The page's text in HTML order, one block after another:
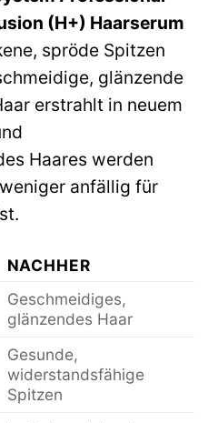
(H+) Haarserum
spröde Spitzen
glänzende
erstrahlt in neuem
Haares werden
anfällig für
NACHHER
Geschmeidiges,
glänzendes Haar
Gesunde,
widerstandsfähige
Spitzen